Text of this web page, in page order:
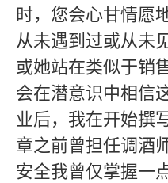
时，您会心甘情愿
从未遇到过或从未
或她站在类似于销
会在潜意识中相信
业后，我在开始撰
章之前曾担任调酒
安全我曾仅掌握一